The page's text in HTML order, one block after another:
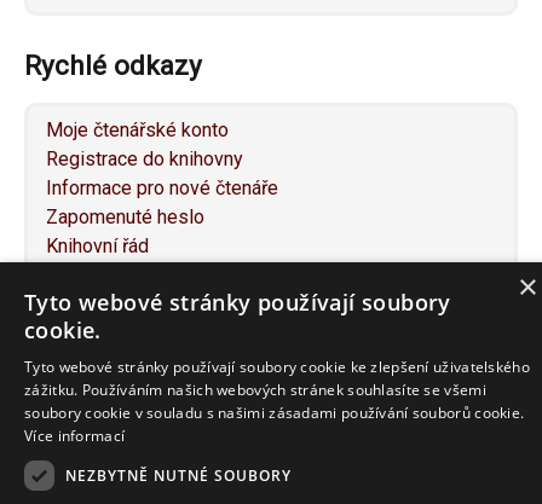
Rychlé odkazy
Moje čtenářské konto
Registrace do knihovny
Informace pro nové čtenáře
Zapomenuté heslo
Knihovní řád
Služby pro osoby se specifickými potřebami
Návrh na nákup knihy
Napište nám
Mapa webu
Prohlášení o přístupnosti
×
Tyto webové stránky používají soubory
cookie.
Tyto webové stránky používají soubory cookie ke zlepšení uživatelského
zážitku. Používáním našich webových stránek souhlasíte se všemi
soubory cookie v souladu s našimi zásadami používání souborů cookie.
Více informací
NEZBYTNĚ NUTNÉ SOUBORY